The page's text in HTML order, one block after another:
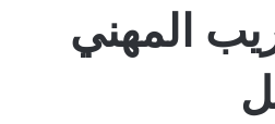
المهني